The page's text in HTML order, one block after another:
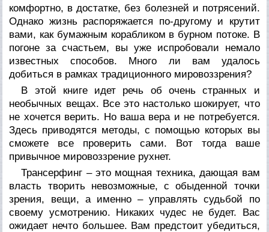
комфортно, в достатке, без болезней и потрясений.
Однако жизнь распоряжается по-другому и крутит
вами, как бумажным корабликом в бурном потоке. В
погоне за счастьем, вы уже испробовали немало
известных способов. Много ли вам удалось
добиться в рамках традиционного мировоззрения?
В этой книге идет речь об очень странных и
необычных вещах. Все это настолько шокирует, что
не хочется верить. Но ваша вера и не потребуется.
Здесь приводятся методы, с помощью которых вы
сможете все проверить сами. Вот тогда ваше
привычное мировоззрение рухнет.
Трансерфинг – это мощная техника, дающая вам
власть творить невозможные, с обыденной точки
зрения, вещи, а именно – управлять судьбой по
своему усмотрению. Никаких чудес не будет. Вас
ожидает нечто большее. Вам предстоит убедиться,